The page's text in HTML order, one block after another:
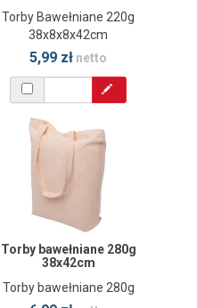
Torby Bawełniane 220g
38x8x8x42cm
5,99 zł netto
Torby bawełniane 280g
38x42cm
Torby bawełniane 280g